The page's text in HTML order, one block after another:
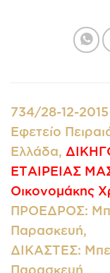
734/28-12-2015
Εφετείο
Ελλάδα,
ΕΤΑΙΡΕΙΑΣ
Οικονομάκης
ΠΡΟΕΔΡΟΣ:
Παρασκευή,
ΔΙΚΑΣΤΕΣ:
Παρασκευή